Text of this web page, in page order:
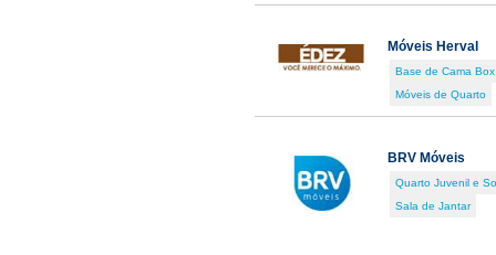
Móveis Herval
Base de Cama Box
Móveis de Quarto
BRV Móveis
Quarto Juvenil e
Sala de Jantar